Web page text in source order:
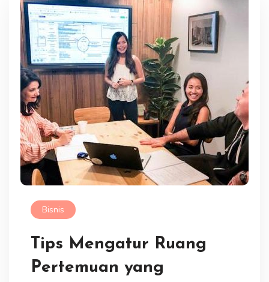
Bisnis
Tips Mengatur Ruang
Pertemuan yang